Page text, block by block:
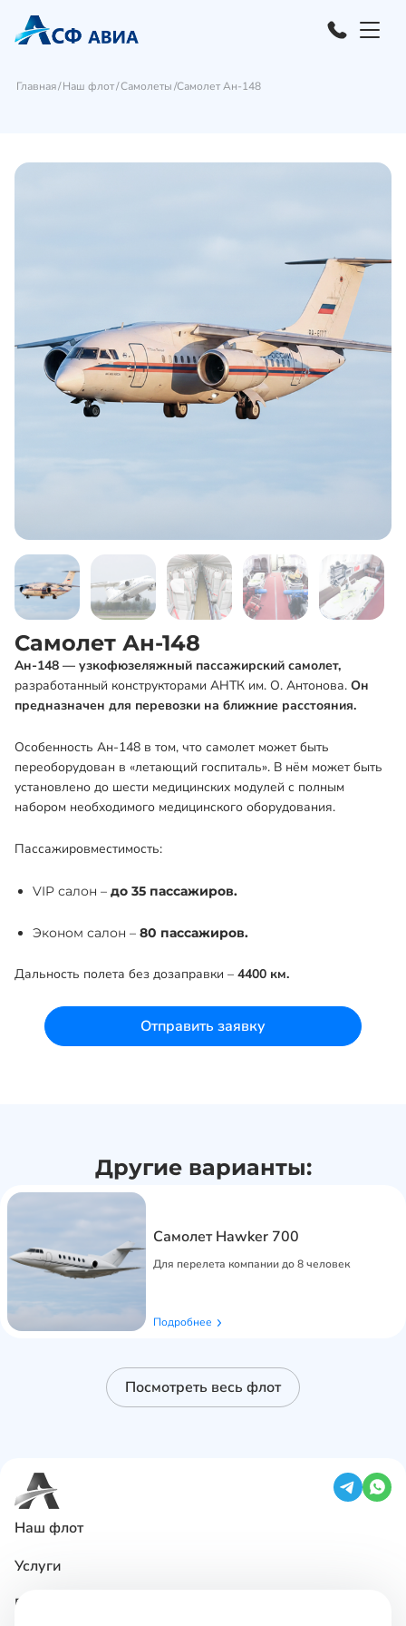
Главная Наш флот Самолеты Самолет Ан-148
Самолет Ан-148
Ан-148 — узкофюзеляжный пассажирский самолет,
разработанный конструкторами АНТК им. О. Антонова. Он
предназначен для перевозки на ближние расстояния.
Особенность Ан-148 в том, что самолет может быть
переоборудован в «летающий госпиталь». В нём может быть
установлено до шести медицинских модулей с полным
набором необходимого медицинского оборудования.
Пассажировместимость:
VIP салон – до 35 пассажиров.
Эконом салон – 80 пассажиров.
Дальность полета без дозаправки – 4400 км.
Отправить заявку
Другие варианты:
Самолет Hawker 700
Для перелета компании до 8 человек
Подробнее
Посмотреть весь флот
Наш флот
Услуги
Базирование ВС